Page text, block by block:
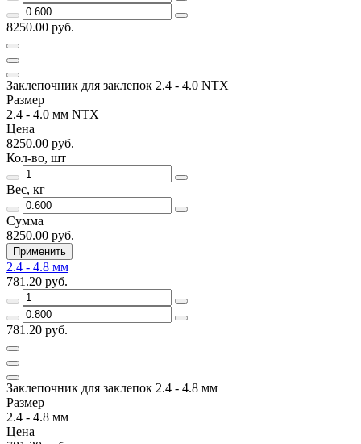
8250.00 руб.
Заклепочник для заклепок 2.4 - 4.0 NTX
Размер
2.4 - 4.0 мм NTX
Цена
8250.00 руб.
Кол-во, шт
Вес, кг
Сумма
8250.00 руб.
Применить
2.4 - 4.8 мм
781.20 руб.
781.20 руб.
Заклепочник для заклепок 2.4 - 4.8 мм
Размер
2.4 - 4.8 мм
Цена